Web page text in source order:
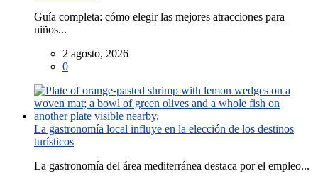
Guía completa: cómo elegir las mejores atracciones para
niños...
2 agosto, 2026
0
La gastronomía local influye en la elección de los destinos
turísticos
La gastronomía del área mediterránea destaca por el empleo...